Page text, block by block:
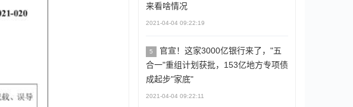
来看啥情况
2021-04-04 09:22:19
5
官宣！这家3000亿银行来了，"五
合一"重组计划获批，153亿地方专项债
成起步"家底"
2021-04-04 09:22:11